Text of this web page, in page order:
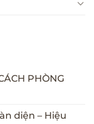
PHÒNG
diện – Hiệu